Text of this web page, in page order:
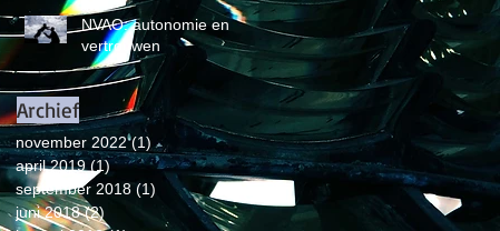
NVAO: autonomie en
vertrouwen
Archief
november 2022 (1) 1 post
april 2019 (1)1 post
september 2018 (1) 1 post
juni 2018 (2)